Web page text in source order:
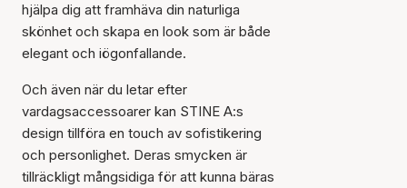
hjälpa dig att framhäva din naturliga
skönhet och skapa en look som är både
elegant och iögonfallande.
Och även när du letar efter
vardagsaccessoarer kan STINE A:s
design tillföra en touch av sofistikering
och personlighet. Deras smycken är
tillräckligt mångsidiga för att kunna bäras